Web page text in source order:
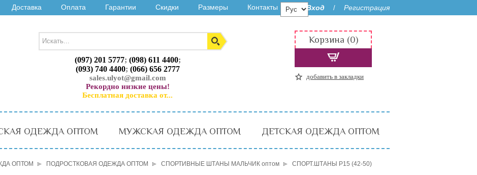
Доставка Оплата Гарантии Скидки Размеры Контакты Вход / Регистрация
(097) 201 5777; (098) 611 4400;
(093) 740 4400; (066) 656 2777
sales.ulyot@gmail.com
Рекордно низкие цены!
Бесплатная доставка от...
Корзина (0)
добавить в закладки
ОДЕЖДА ОПТОМ МУЖСКАЯ ОДЕЖДА ОПТОМ ДЕТСКАЯ ОДЕЖДА ОПТОМ
ОПТОМ ПОДРОСТКОВАЯ ОДЕЖДА ОПТОМ СПОРТИВНЫЕ ШТАНЫ МАЛЬЧИК оптом
СПОРТ.ШТАНЫ P15 (42-50)